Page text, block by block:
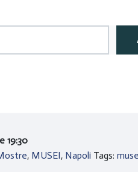
19:30
, MUSEI, Napoli Tags: